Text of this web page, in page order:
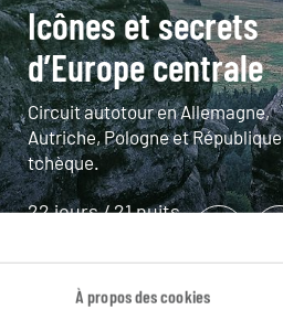
À propos des cookies
Icônes et secrets
d’Europe centrale
Circuit autotour en Allemagne,
Autriche, Pologne et République
tchèque.
22 jours / 21 nuits